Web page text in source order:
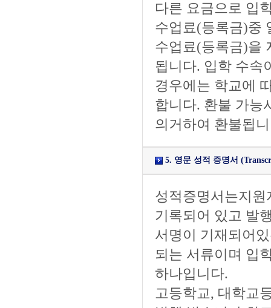
다른 요금으로 입
수업료(등록금)중
수업료(등록금)을
됩니다. 입학 수속
경우에는 학교에
합니다. 환불 가능
의거하여 환불됩
5. 영문 성적 증명서
성적증명서는지
기록되어 있고 발
서명이 기재되어
되는 서류이며 입
하나입니다.
고등학교, 대학교